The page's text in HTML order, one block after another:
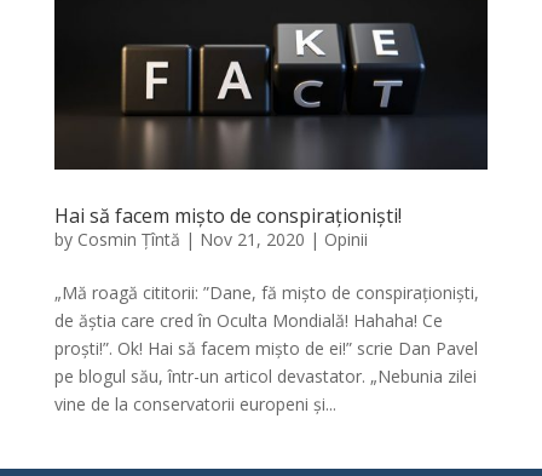
Hai să facem mișto de conspiraționiști!
by Cosmin Țîntă | Nov 21, 2020 | Opinii
„Mă roagă cititorii: ”Dane, fă mișto de conspiraționiști,
de ăștia care cred în Oculta Mondială! Hahaha! Ce
proști!”. Ok! Hai să facem mișto de ei!” scrie Dan Pavel
pe blogul său, într-un articol devastator. „Nebunia zilei
vine de la conservatorii europeni și...